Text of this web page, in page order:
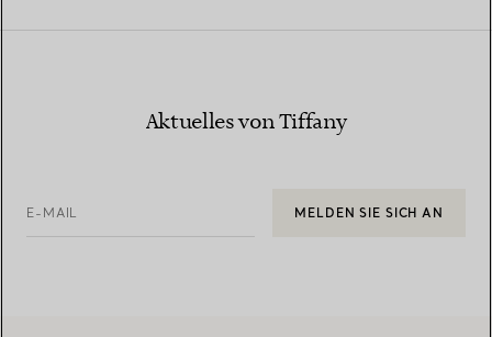
Aktuelles von Tiffany
E-MAIL MELDEN SIE SICH AN